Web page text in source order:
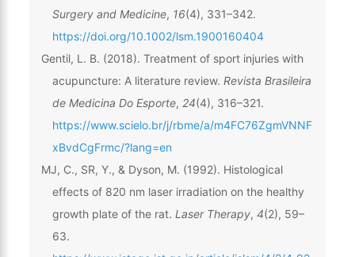
Surgery and Medicine, 16(4), 331–342.
https://doi.org/10.1002/lsm.1900160404
Gentil, L. B. (2018). Treatment of sport injuries with
acupuncture: A literature review. Revista Brasileira
de Medicina Do Esporte, 24(4), 316–321.
https://www.scielo.br/j/rbme/a/m4FC76ZgmVNNF
xBvdCgFrmc/?lang=en
MJ, C., SR, Y., & Dyson, M. (1992). Histological
effects of 820 nm laser irradiation on the healthy
growth plate of the rat. Laser Therapy, 4(2), 59–
63.